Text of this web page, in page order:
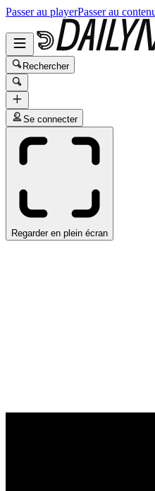
Passer au playerPasser au
Rechercher
Se connecter
Regarder en plein écran